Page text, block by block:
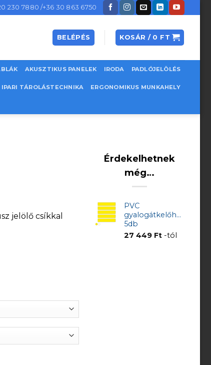
230 7880 /+36 30 863 6750
BELÉPÉS KOSÁR / 0 FT
AKUSZTIKUS PANELEK IRODA PADLÓJELÖLÉS
IPARI TÁROLÁSTECHNIKA ERGONOMIKUS MUNKAHELY
jelölő csíkkal
Érdekelhetnek
még…
PVC
gyalogátkelőhely
5db
27 449 Ft -tól